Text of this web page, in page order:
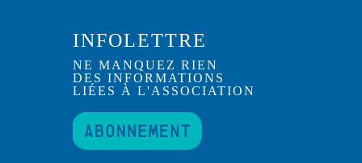
INFOLETTRE
NE MANQUEZ RIEN
DES INFORMATIONS
LIÉES À L'ASSOCIATION